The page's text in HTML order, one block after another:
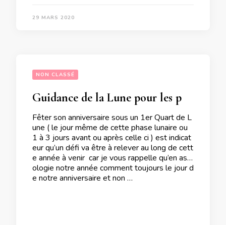
29 MARS 2020
NON CLASSÉ
Fêter son anniversaire sous un 1er Quart de L
une ( le jour même de cette phase lunaire ou
1 à 3 jours avant ou après celle ci ) est indicat
eur qu’un défi va être à relever au long de cett
e année à venir car je vous rappelle qu’en astr
ologie notre année comment toujours le jour d
e notre anniversaire et non …